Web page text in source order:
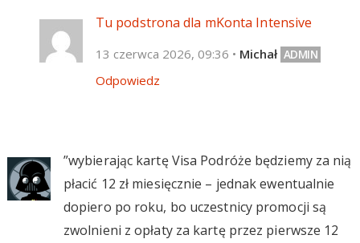
Tu podstrona dla mKonta Intensive
13 czerwca 2026, 09:36 • Michał
Odpowiedz
”wybierając kartę Visa Podróże będziemy za nią
płacić 12 zł miesięcznie – jednak ewentualnie
dopiero po roku, bo uczestnicy promocji są
zwolnieni z opłaty za kartę przez pierwsze 12